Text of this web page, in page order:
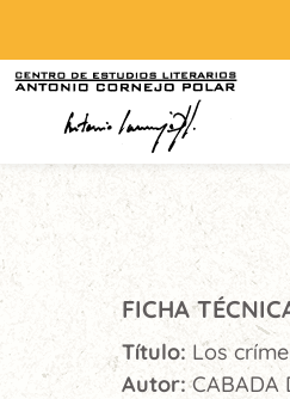
FICHA
Título: Los
Autor:CABADA